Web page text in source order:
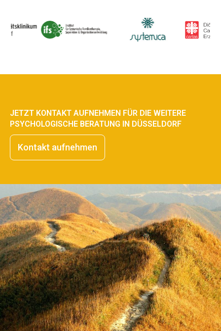
JETZT KONTAKT AUFNEHMEN FÜR DIE WEITERE
PSYCHOLOGISCHE BERATUNG IN DÜSSELDORF
Kontakt aufnehmen